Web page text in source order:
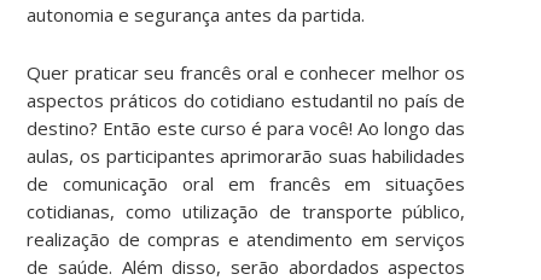
autonomia e segurança antes da partida.
Quer praticar seu francês oral e conhecer melhor os
aspectos práticos do cotidiano estudantil no país de
destino? Então este curso é para você!Ao longo das
aulas, os participantes aprimorarão suas habilidades
de comunicação oral em francês em situações
cotidianas, como utilização de transporte público,
realização de compras e atendimento em serviços
de saúde. Além disso, serão abordados aspectos